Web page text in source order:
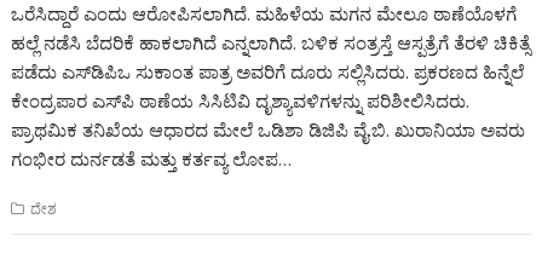
ಒರೆಸಿದ್ದಾರೆ ಎಂದು ಆರೋಪಿಸಲಾಗಿದೆ. ಮಹಿಳೆಯ ಮಗನ ಮೇಲೂ ಠಾಣೆಯೊಳಗೆ
ಹಲ್ಲೆ ನಡೆಸಿ ಬೆದರಿಕೆ ಹಾಕಲಾಗಿದೆ ಎನ್ನಲಾಗಿದೆ. ಬಳಿಕ ಸಂತ್ರಸ್ತೆ ಆಸ್ಪತ್ರೆಗೆ ತೆರಳಿ ಚಿಕಿತ್ಸೆ
ಪಡೆದು ಎಸ್‌ಡಿಪಿಒ ಸುಕಾಂತ ಪಾತ್ರ ಅವರಿಗೆ ದೂರು ಸಲ್ಲಿಸಿದರು. ಪ್ರಕರಣದ ಹಿನ್ನೆಲೆ
ಕೇಂದ್ರಪಾರ ಎಸ್‌ಪಿ ಠಾಣೆಯ ಸಿಸಿಟಿವಿ ದೃಶ್ಯಾವಳಿಗಳನ್ನು ಪರಿಶೀಲಿಸಿದರು.
ಪ್ರಾಥಮಿಕ ತನಿಖೆಯ ಆಧಾರದ ಮೇಲೆ ಒಡಿಶಾ ಡಿಜಿಪಿ ವೈ.ಬಿ. ಖುರಾನಿಯಾ ಅವರು
ಗಂಭೀರ ದುರ್ನಡತೆ ಮತ್ತು ಕರ್ತವ್ಯ ಲೋಪ…
ದೇಶ